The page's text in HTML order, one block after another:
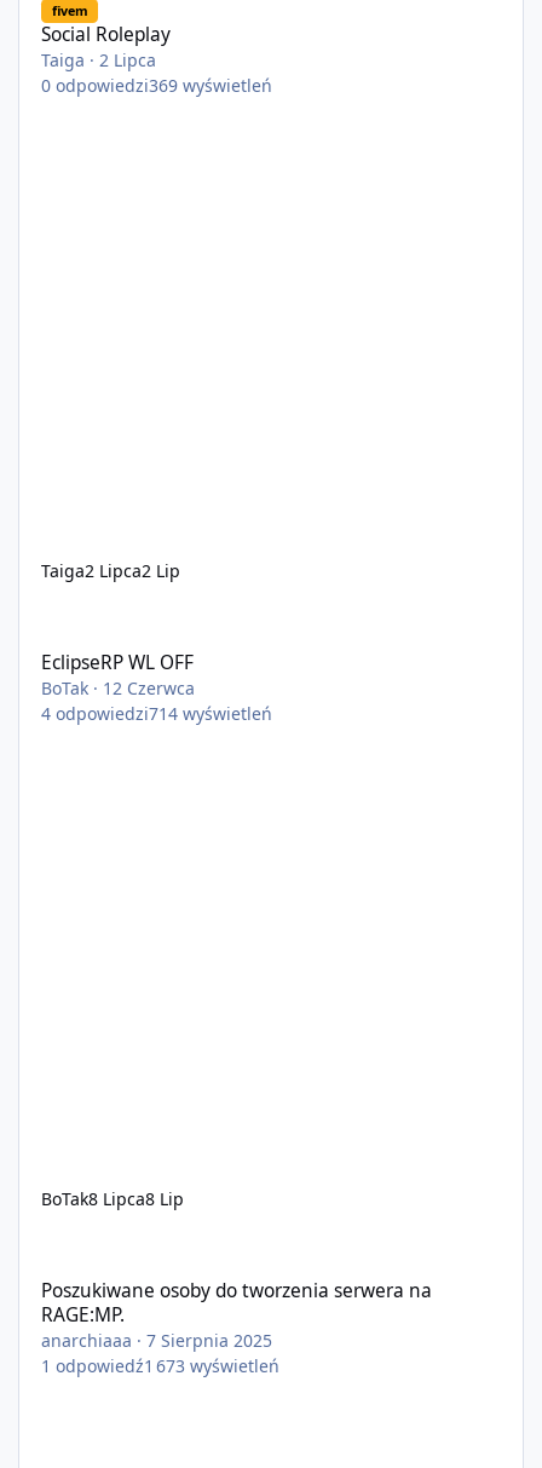
fivem
Social Roleplay
Taiga ·2 Lipca
0 odpowiedzi369 wyświetleń
Taiga2 Lipca2 Lip
EclipseRP WL OFF
BoTak · 12 Czerwca
4 odpowiedzi714 wyświetleń
BoTak8 Lipca8 Lip
Poszukiwane osoby do tworzenia serwera na
RAGE:MP.
anarchiaaa ·7 Sierpnia 2025
1 odpowiedź1 673 wyświetleń